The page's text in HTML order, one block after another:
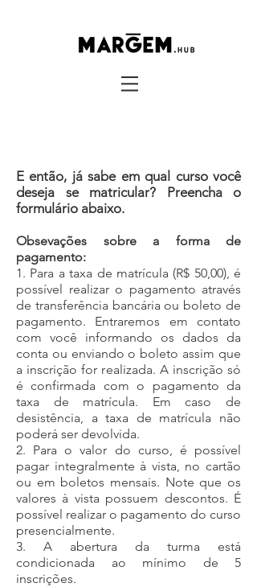
E então, já sabe em qual curso você
deseja se matricular? Preencha o
formulário abaixo.
Obsevações sobre a forma de
pagamento:
1. Para a taxa de matrícula (R$ 50,00), é
possível realizar o pagamento através
de transferência bancária ou boleto de
pagamento. Entraremos em contato
com você informando os dados da
conta ou enviando o boleto assim que
a inscrição for realizada. A inscrição só
é confirmada com o pagamento da
taxa de matrícula. Em caso de
desistência, a taxa de matrícula não
poderá ser devolvida.
2. Para o valor do curso, é possível
pagar integralmente à vista, no cartão
ou em boletos mensais. Note que os
valores à vista possuem descontos. É
possível realizar o pagamento do curso
presencialmente.
3. A abertura da turma está
condicionada ao mínimo de 5
inscrições.